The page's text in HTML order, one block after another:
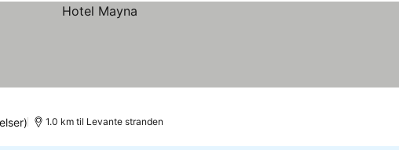
1.0 km til Levante stranden